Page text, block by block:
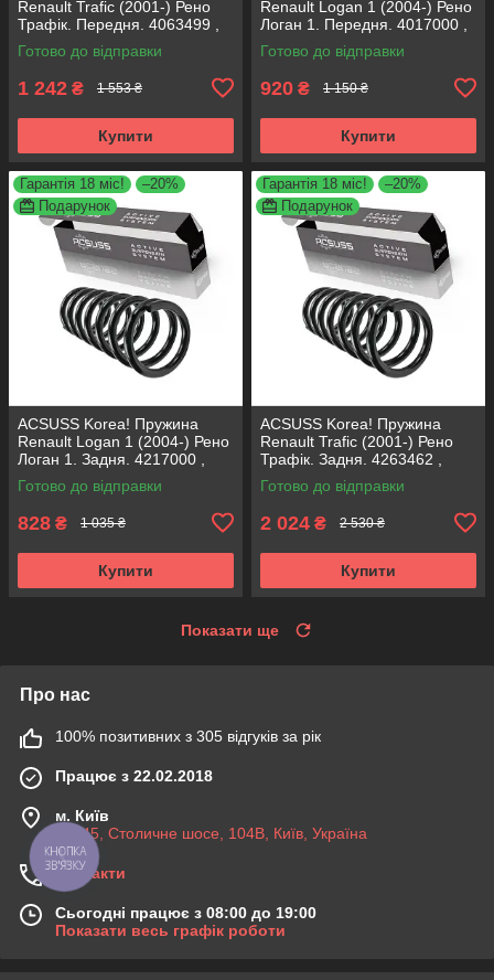
Renault Trafiс (2001-) Рено
Трафік. Передня. 4063499 ,
RC2234 , 997911. К+Ф
Німеччина
Готово до відправки
1 242 ₴ 1 553 ₴
Купити
Renault Logan 1 (2004-) Рено
Логан 1. Передня. 4017000 ,
RG3068 , 998516. К+Ф
Німеччина
Готово до відправки
920 ₴ 1 150 ₴
Купити
Гарантія 18 міс!
–20%
Подарунок
ACSUSS Korea! Пружина
Renault Logan 1 (2004-) Рено
Логан 1. Задня. 4217000 ,
RG6454 , 994002. Аксусс
Корея
Готово до відправки
828 ₴ 1 035 ₴
Купити
Гарантія 18 міс!
–20%
Подарунок
ACSUSS Korea! Пружина
Renault Trafiс (2001-) Рено
Трафік. Задня. 4263462 ,
RX6216 , 996667. Аксусс
Корея
Готово до відправки
2 024 ₴ 2 530 ₴
Купити
Показати ще
Про нас
100% позитивних з 305 відгуків за рік
Працює з 22.02.2018
м. Київ
03045, Столичне шосе, 104B, Київ, Україна
Контакти
Сьогодні працює з 08:00 до 19:00
Показати весь графік роботи
КНОПКА
ЗВ'ЯЗКУ